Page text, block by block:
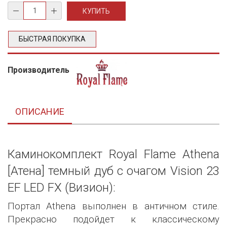
БЫСТРАЯ ПОКУПКА
Производитель
ОПИСАНИЕ
Каминокомплект Royal Flame Athena
[Атена] темный дуб с очагом Vision 23
EF LED FX (Визион):
Портал Athena выполнен в античном стиле.
Прекрасно подойдет к классическому